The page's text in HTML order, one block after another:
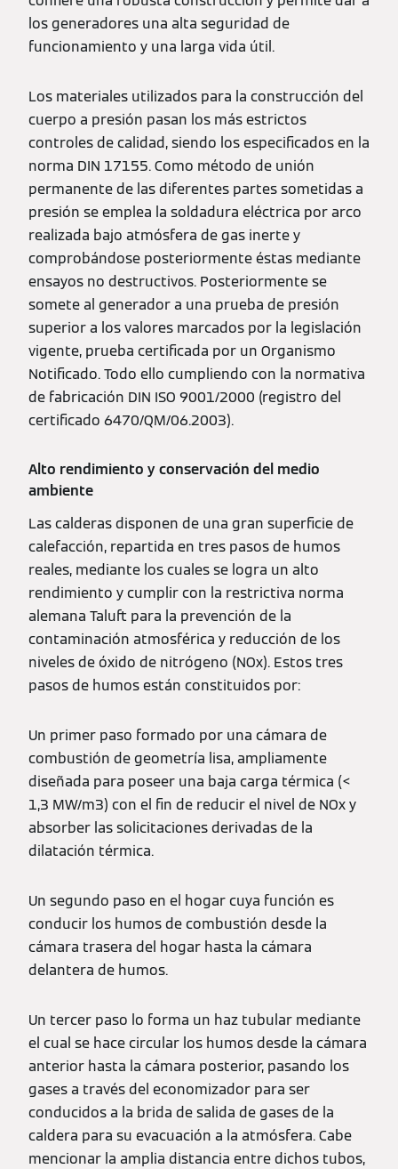
los generadores una alta seguridad de
funcionamiento y una larga vida útil.
Los materiales utilizados para la construcción del
cuerpo a presión pasan los más estrictos
controles de calidad, siendo los especificados en la
norma DIN 17155. Como método de unión
permanente de las diferentes partes sometidas a
presión se emplea la soldadura eléctrica por arco
realizada bajo atmósfera de gas inerte y
comprobándose posteriormente éstas mediante
ensayos no destructivos. Posteriormente se
somete al generador a una prueba de presión
superior a los valores marcados por la legislación
vigente, prueba certificada por un Organismo
Notificado. Todo ello cumpliendo con la normativa
de fabricación DIN ISO 9001/2000 (registro del
certificado 6470/QM/06.2003).
Alto rendimiento y conservación del medio
ambiente
Las calderas disponen de una gran superficie de
calefacción, repartida en tres pasos de humos
reales, mediante los cuales se logra un alto
rendimiento y cumplir con la restrictiva norma
alemana Taluft para la prevención de la
contaminación atmosférica y reducción de los
niveles de óxido de nitrógeno (NOx). Estos tres
pasos de humos están constituidos por:
Un primer paso formado por una cámara de
combustión de geometría lisa, ampliamente
diseñada para poseer una baja carga térmica (<
1,3 MW/m3) con el fin de reducir el nivel de NOx y
absorber las solicitaciones derivadas de la
dilatación térmica.
Un segundo paso en el hogar cuya función es
conducir los humos de combustión desde la
cámara trasera del hogar hasta la cámara
delantera de humos.
Un tercer paso lo forma un haz tubular mediante
el cual se hace circular los humos desde la cámara
anterior hasta la cámara posterior, pasando los
gases a través del economizador para ser
conducidos a la brida de salida de gases de la
caldera para su evacuación a la atmósfera. Cabe
mencionar la amplia distancia entre dichos tubos,